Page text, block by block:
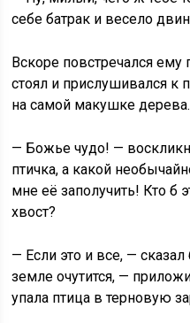
себе батрак и весело
Вскоре повстречался
стоял и прислушивался к
на самой макушке дерева.
— Божье чудо! —
птичка, а какой
мне её заполучить! Кто б
хвост?
— Если это и все, — сказал
земле очутится, —
упала птица в терновую